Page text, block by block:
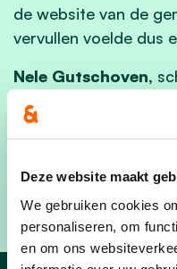
Deze website maakt
We gebruiken cookies
personaliseren, om
en om ons
de website van de
vervullen voelde dus
Nele Gutschoven,
beleid en armoede:
bijzonder blij met de
solidariteit van
actie niet mogelijk